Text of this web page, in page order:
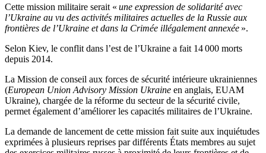
Cette mission militaire serait « une expression de solidarité avec
l’Ukraine au vu des activités militaires actuelles de la Russie aux
frontières de l’Ukraine et dans la Crimée illégalement annexée ».
Selon Kiev, le conflit dans l’est de l’Ukraine a fait 14 000 morts
depuis 2014.
La Mission de conseil aux forces de sécurité intérieure ukrainiennes
(European Union Advisory Mission Ukraine en anglais, EUAM
Ukraine), chargée de la réforme du secteur de la sécurité civile,
permet également d’améliorer les capacités militaires de l’Ukraine.
La demande de lancement de cette mission fait suite aux inquiétudes
exprimées à plusieurs reprises par différents États membres au sujet